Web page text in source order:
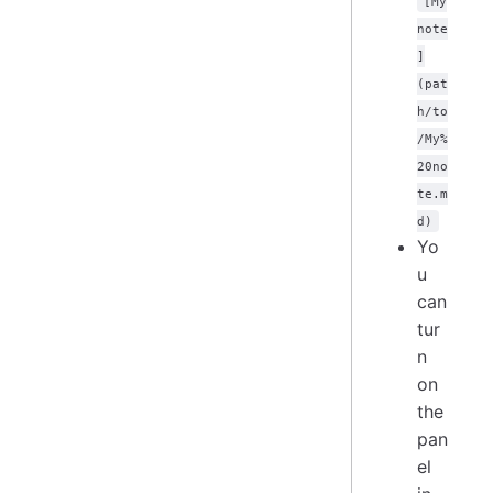
note
]
(pat
h/to
/My%
20no
te.m
d)
Yo
u
can
tur
n
on
the
pan
el